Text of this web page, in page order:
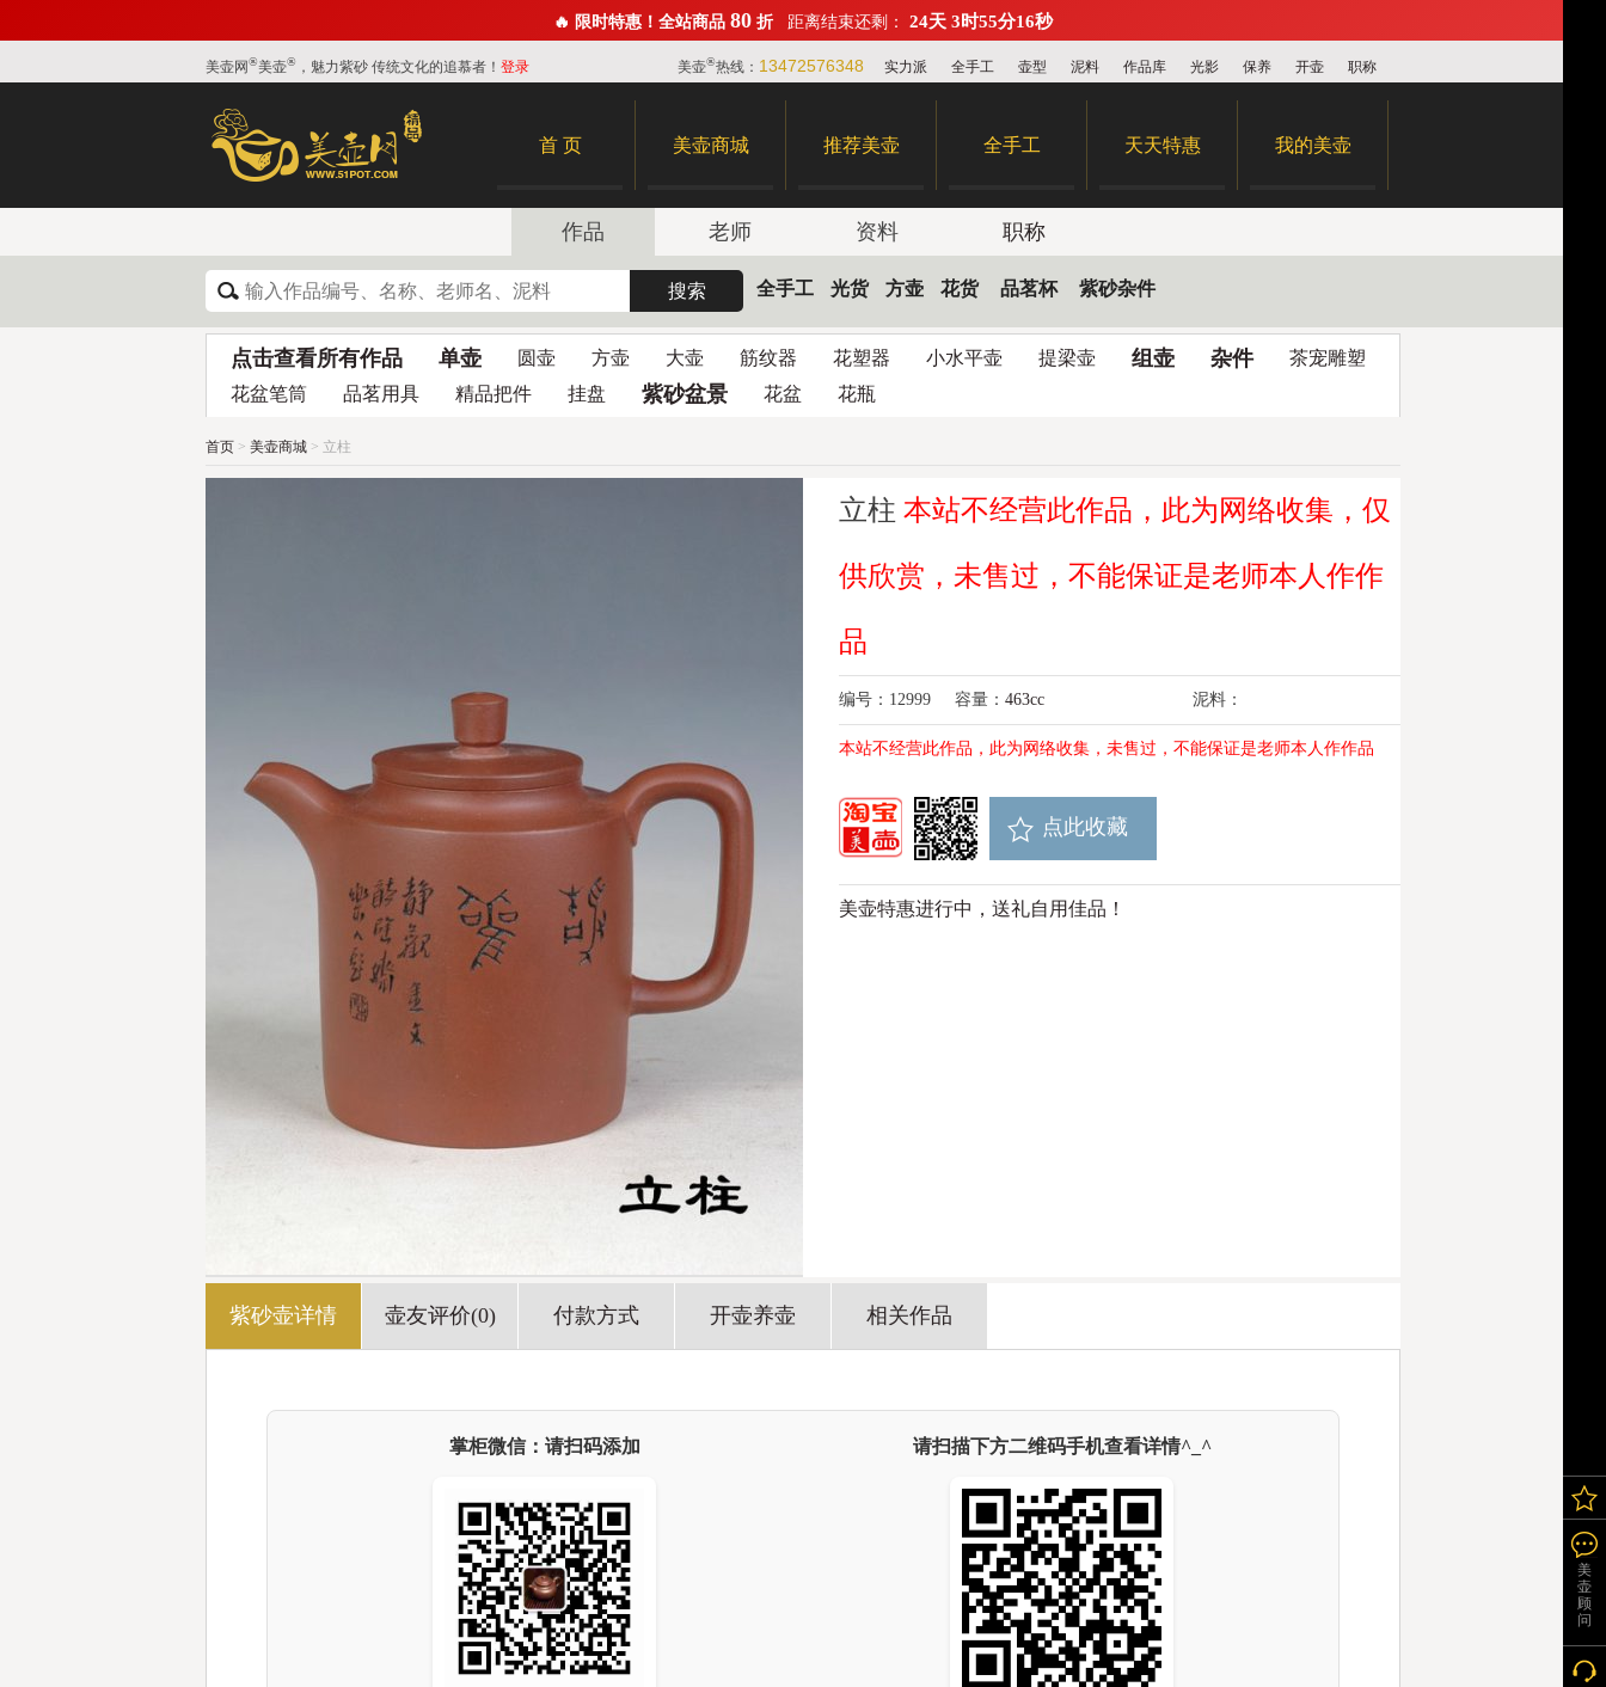
🔥 限时特惠！全站商品 80 折 距离结束还剩： 24天 3时55分15秒
美壶网®美壶® ，魅力紫砂 传统文化的追慕者！ 登录 职称
开壶
保养
光影
作品库
泥料
壶型
全手工
实力派
美壶®热线： 13472576348
首 页 美壶商城 推荐美壶 全手工 天天特惠 我的美壶
作品 老师 资料 职称
全手工 光货 方壶 花货 品茗杯 紫砂杂件
点击查看所有作品 单壶 圆壶 方壶 大壶 筋纹器 花塑器 小水平壶 提梁壶 组壶 杂件
茶宠雕塑
花盆笔筒
品茗用具 精品把件 挂盘 紫砂盆景 花盆 花瓶
首页 > 美壶商城 > 立柱
立柱 本站不经营此作品，此为网络收集，仅
供欣赏，未售过，不能保证是老师本人作作
品
编号：12999 容量： 463cc 泥料：
本站不经营此作品，此为网络收集，未售过，不能保证是老师本人作作品
点此收藏
美壶特惠进行中，送礼自用佳品！
紫砂壶详情 壶友评价(0) 付款方式 开壶养壶 相关作品
掌柜微信：请扫码添加 请扫描下方二维码手机查看详情^_^
美
壶
顾
问